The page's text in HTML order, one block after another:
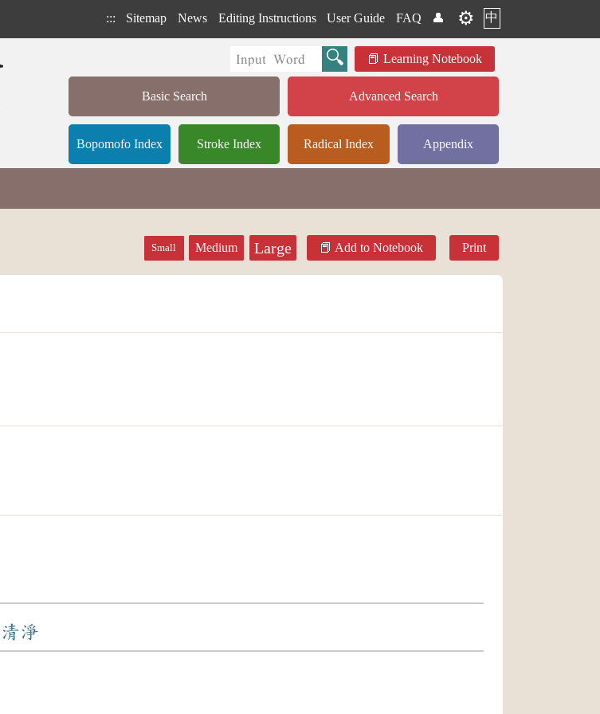
::: Sitemap News Editing Instructions User Guide FAQ 👤 ⚙️ 中
Learning Notebook
Basic Search Advanced Search
Bopomofo Index Stroke Index Radical Index Appendix
Small Medium Large Add to Notebook Print
清淨